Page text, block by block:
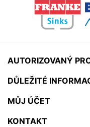
AUTORIZOVANÝ
DŮLEŽITÉ
MŮJ ÚČET
KONTAKT